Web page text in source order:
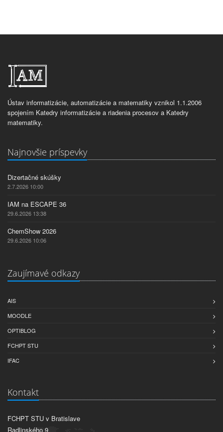
Ústav informatizácie, automatizácie a matematiky vznikol 1.1.2006
spojením Katedry informatizácie a riadenia procesov a Katedry
matematiky.
Najnovšie príspevky
Dizertačné skúšky
2.7.2026 10:00
IAM na ESCAPE 36
29.6.2026 13:38
ChemShow 2026
29.6.2026 10:06
Zaujímavé odkazy
AIS
MOODLE
OPTIBLOG
FCHPT STU
IFAC
Kontakt
FCHPT STU v Bratislave
Radlinského 9